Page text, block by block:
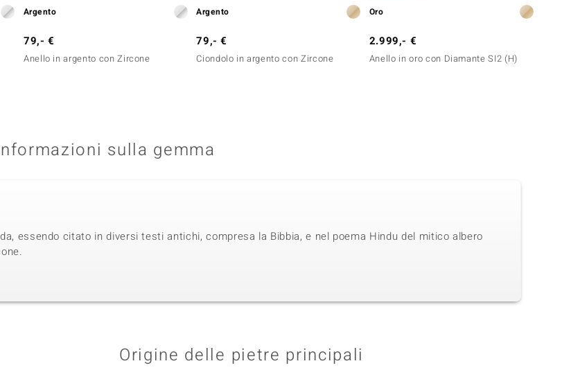
Argento
79,- €
Anello in argento con Zircone
Argento
79,- €
Ciondolo in argento con Zircone
Oro
2.999,- €
Anello in oro con Diamante SI2 (H)
sulla gemma
essendo citato in diversi testi antichi, compresa la Bibbia, e nel poema Hindu del mitico albero
Origine delle pietre principali